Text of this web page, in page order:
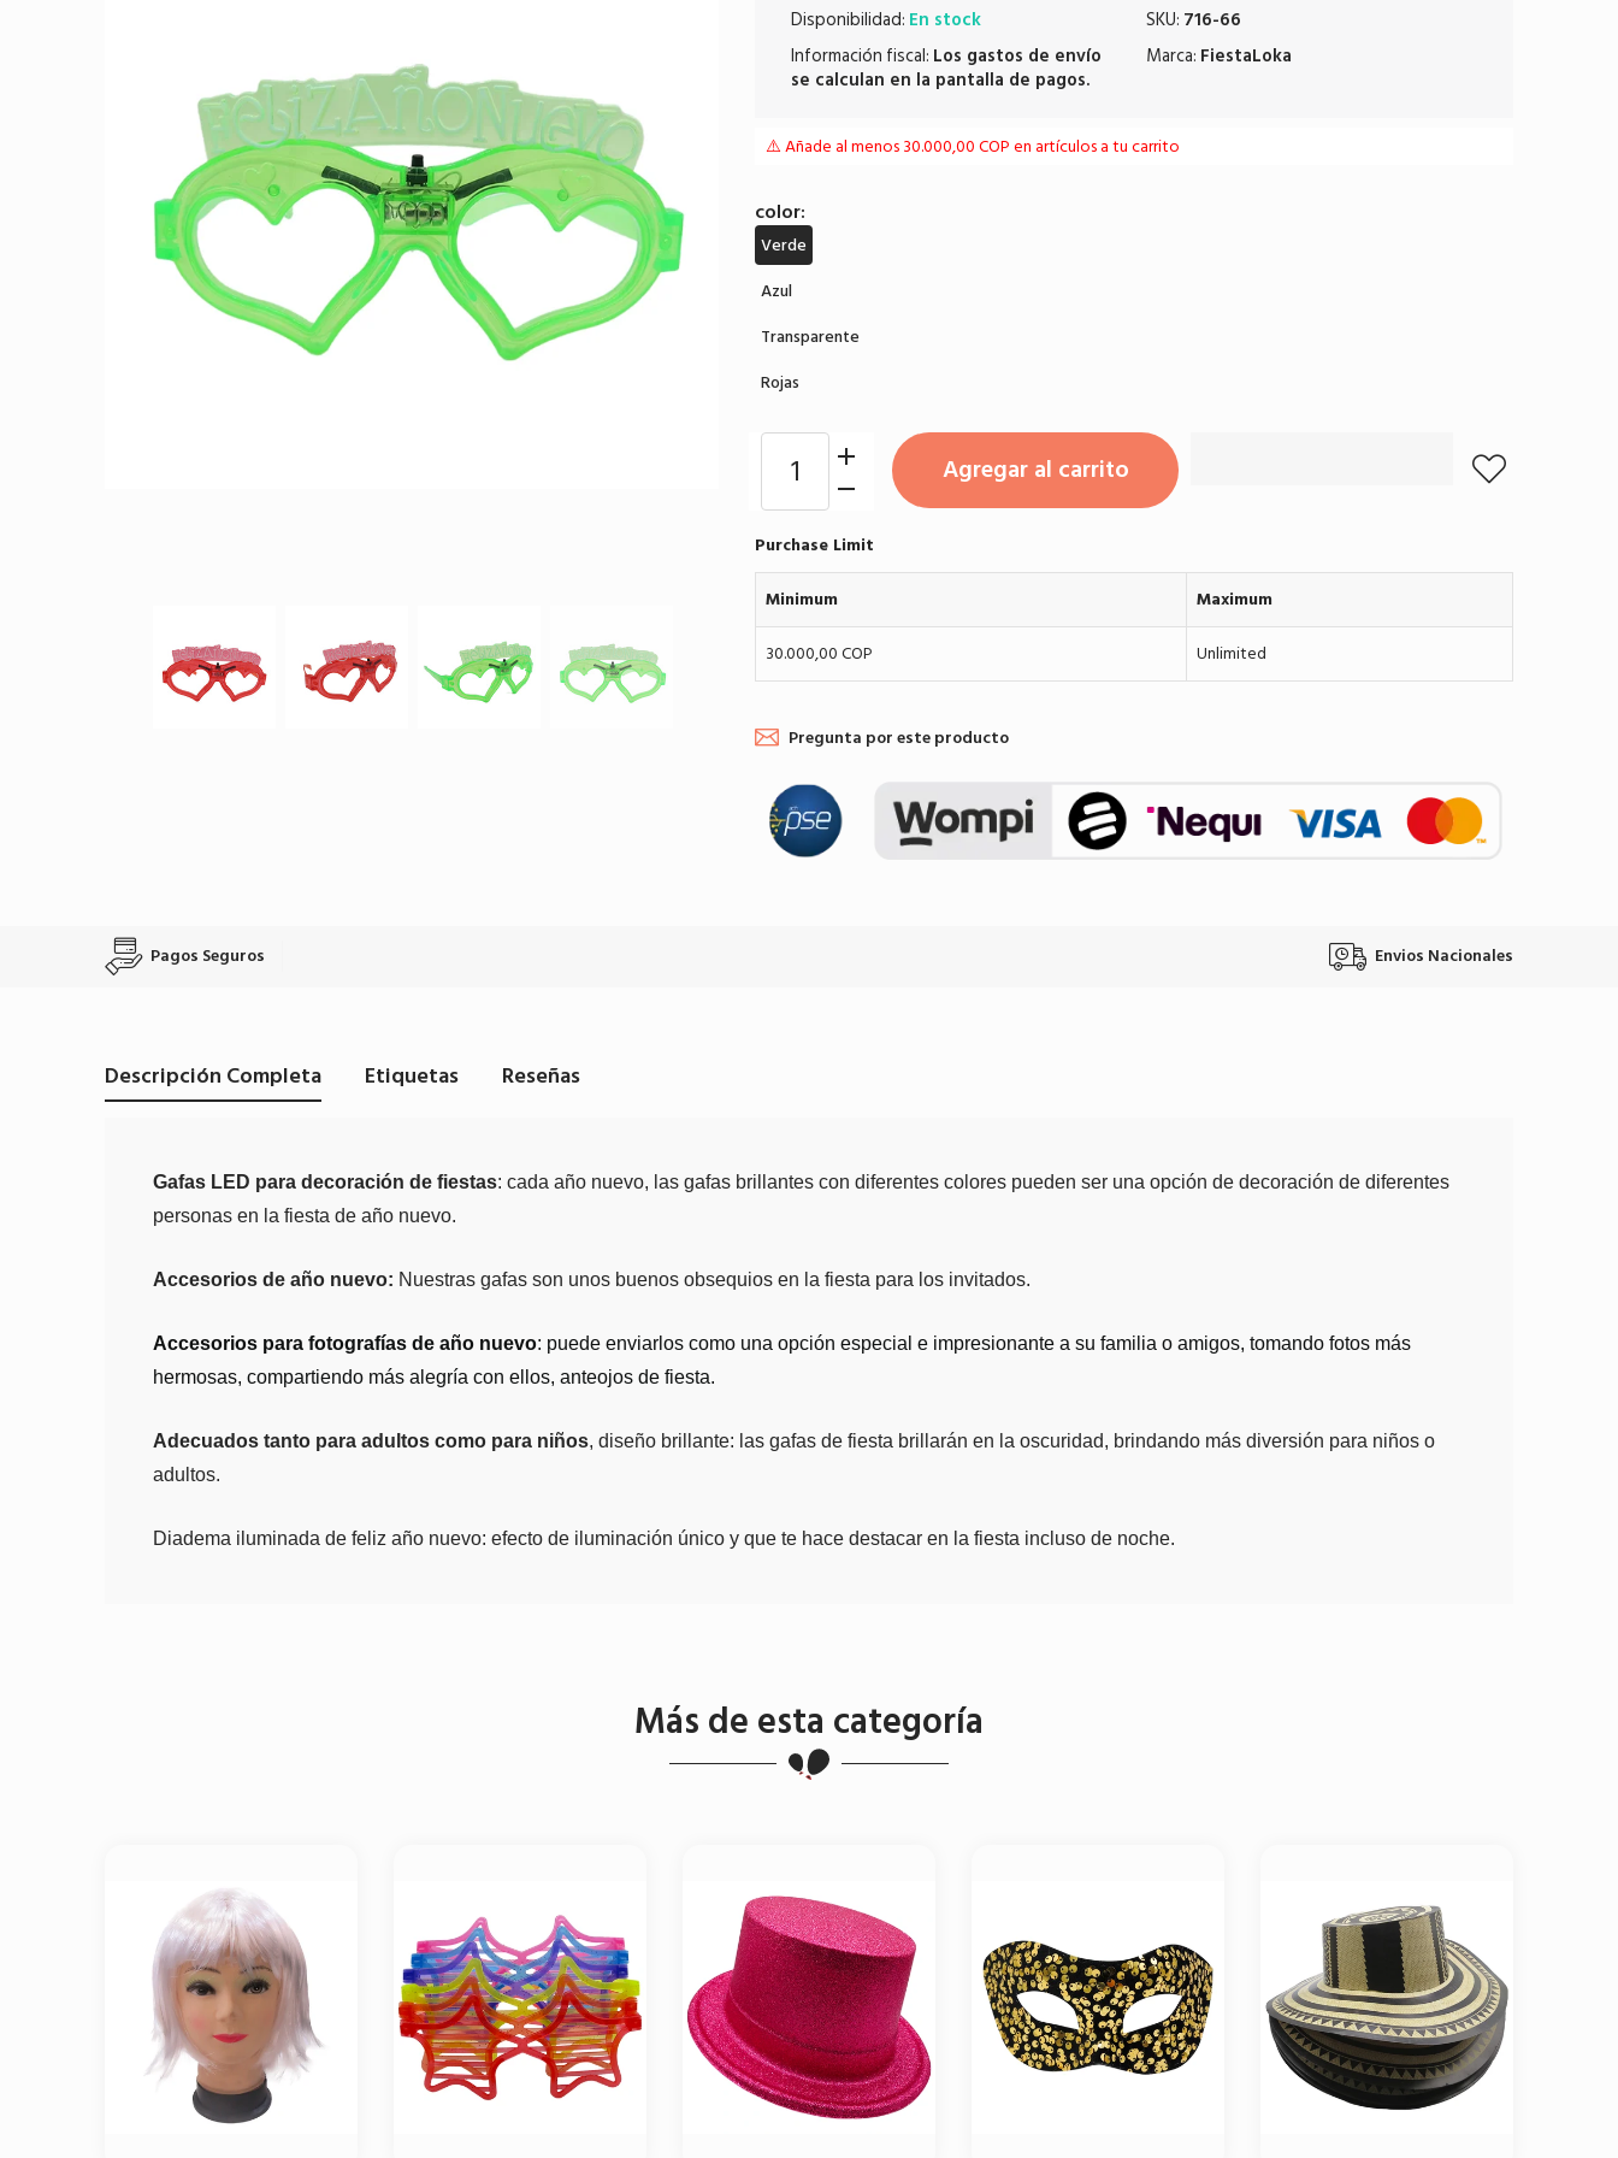
Disponibilidad: En stock
Información fiscal: Los gastos de envío
se calculan en la pantalla de pagos.
SKU: 716-66
Marca: FiestaLoka
⚠️ Añade al menos 30.000,00 COP en artículos a tu carrito
color:
Verde
Azul
Transparente
Rojas
Agregar al carrito
Purchase Limit
Minimum
Maximum
30.000,00 COP
Unlimited
Pregunta por este producto
Pagos Seguros Envios Nacionales
Descripción Completa Etiquetas Reseñas
Gafas LED para decoración de fiestas: cada año nuevo, las gafas brillantes con diferentes colores pueden ser una opción de decoración de diferentes
personas en la fiesta de año nuevo.
Accesorios de año nuevo: Nuestras gafas son unos buenos obsequios en la fiesta para los invitados.
Accesorios para fotografías de año nuevo: puede enviarlos como una opción especial e impresionante a su familia o amigos, tomando fotos más
hermosas, compartiendo más alegría con ellos, anteojos de fiesta.
Adecuados tanto para adultos como para niños, diseño brillante: las gafas de fiesta brillarán en la oscuridad, brindando más diversión para niños o
adultos.
Diadema iluminada de feliz año nuevo: efecto de iluminación único y que te hace destacar en la fiesta incluso de noche.
Más de esta categoría